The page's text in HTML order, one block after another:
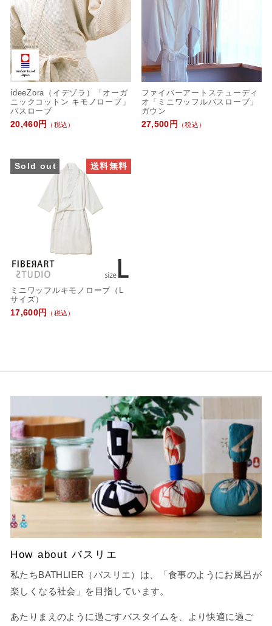
ideeZora（イデゾラ）「オーガ
ニックコットン キモノローブ」
バスローブ
20,460円
（税込）
ファイバーアートステューディ
オ「ミニワッフルバスローブ」
ガウン
27,500円
（税込）
Sold out 送料無料
ミニワッフルキモノローブ（L
サイズ）
17,600円
（税込）
How about バスリエ
私たちBATHLIER（バスリエ）は、「食事のようにお風呂が
楽しくなる社会」を目指しています。
あたりまえのように過ごすバスタイムを、より快適に過ご